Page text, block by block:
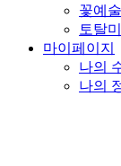
꽃예
토탈
마이페이지
나의
나의